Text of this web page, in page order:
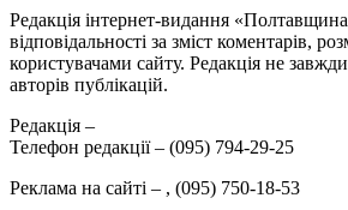
Редакція інтернет-видання
відповідальності за зміст коментарів,
користувачами сайту. Редакція не
авторів публікацій.
Редакція –
Телефон редакції – (095) 794-29-25
Реклама на сайті – , (095) 750-18-53